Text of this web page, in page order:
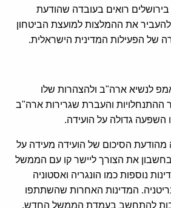
בירושלים רואים בעובדה שהודעת
את ההמלצות למועצת הביטחון
של הפעילות המדינית הישראלית.
לנשיא ארה"ב ולהצהרות שלו
ההתנחלויות והעברת שגרירות ארה"ב
השפעה גדולה על הועידה.
מהודעת הסיכום של הועידה מעידה על
את הצורך ליישר קו עם הממשל
נוספות כמו הונגריה ואסטוניה
המדינות האחרות שהשתתפו
להתחשב בעמדת הממשל החדש,